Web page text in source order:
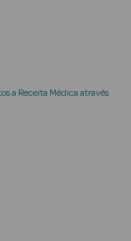
a Receita Médica através